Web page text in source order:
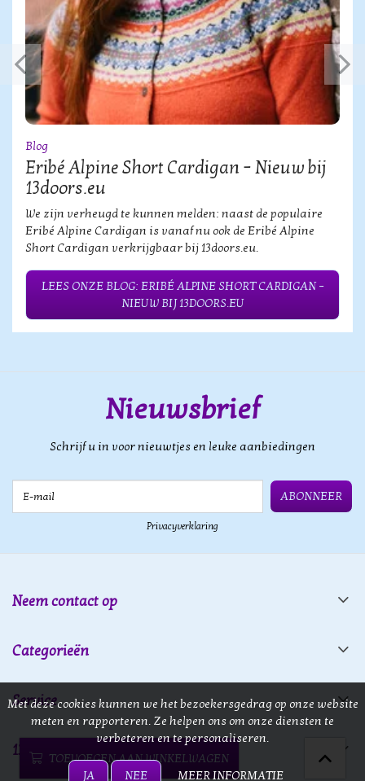
TOEVOEGEN AAN WINKELWAGEN
Blog
Eribé Alpine Short Cardigan – Nieuw bij
13doors.eu
We zijn verheugd te kunnen melden: naast de populaire
Eribé Alpine Cardigan is vanaf nu ook de Eribé Alpine
Short Cardigan verkrijgbaar bij 13doors.eu.
LEES ONZE BLOG: ERIBÉ ALPINE SHORT CARDIGAN –
NIEUW BIJ 13DOORS.EU
Nieuwsbrief
Schrijf u in voor nieuwtjes en leuke aanbiedingen
ABONNEER
Privacyverklaring
Neem contact op
Categorieën
Service
13 doors
Met deze cookies kunnen we het bezoekersgedrag op onze website
meten en rapporteren. Ze helpen ons om onze diensten te
verbeteren en te personaliseren.
JA NEE MEER INFORMATIE